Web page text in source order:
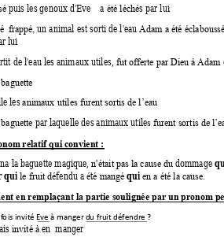
puis les genoux d'Eve    a été léchés par lui
frappé, un animal est sorti de l'eau Adam a été
lui
de l'eau les animaux utiles, fut offerte par Dieu à Adam
les animaux utiles furent sortis de l’eau
par laquelle des animaux utiles furent sortis de
relatif qui convient :
la baguette magique, n'était pas la cause du dommage
qui le fruit défendu a été mangé qui en a été la cause.
en remplaçant la partie soulignée par un pronom
ois invité Eve à manger du fruit défendre ?
invité à en  manger